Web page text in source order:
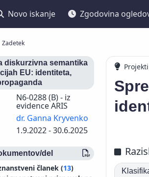
Novo iskanje Zgodovina
Zadetek
diskurzivna semantika
EU: identiteta,
N6-0288 (B) - iz
evidence ARIS
dr. Ganna Kryvenko
1.9.2022 - 30.6.2025
del
članek (13)